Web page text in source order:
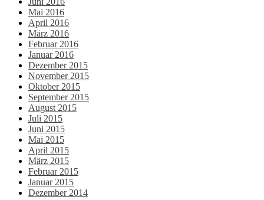
Mai 2016
April 2016
März 2016
Februar 2016
Januar 2016
Dezember 2015
November 2015
Oktober 2015
September 2015
August 2015
Juli 2015
Juni 2015
Mai 2015
April 2015
März 2015
Februar 2015
Januar 2015
Dezember 2014